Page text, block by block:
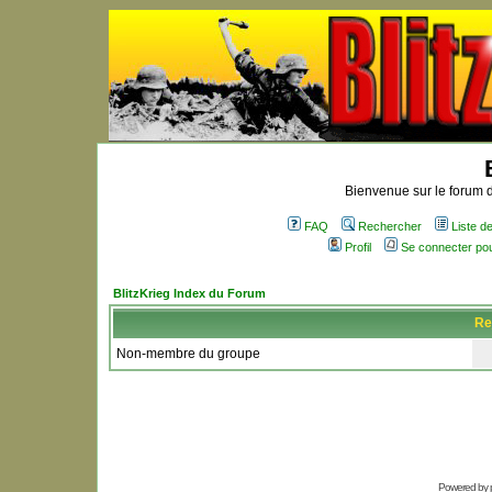
Bienvenue sur le forum
FAQ Rechercher
Liste
Profil
Se connecter
BlitzKrieg Index du Forum
Non-membre du groupe
Powered by